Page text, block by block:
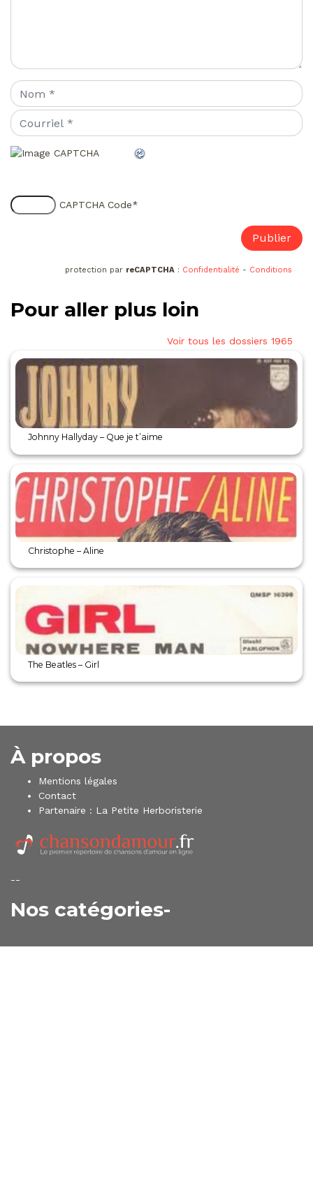
CAPTCHA Code*
protection par reCAPTCHA : Confidentialité - Conditions
Pour aller plus loin
Voir tous les dossiers 1965
Johnny Hallyday – Que je t’aime
Christophe – Aline
The Beatles – Girl
À propos
Mentions légales
Contact
Partenaire : La Petite Herboristerie
--
Nos catégories-